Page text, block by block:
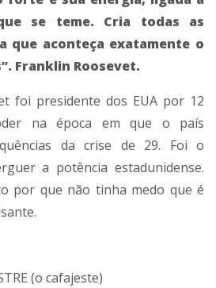
se teme. Cria todas as
que aconteça exatamente o
Franklin Roosevet.
foi presidente dos EUA por 12
na época em que o país
da crise de 29. Foi o
a potência estadunidense.
por que não tinha medo que é
(o cafajeste)